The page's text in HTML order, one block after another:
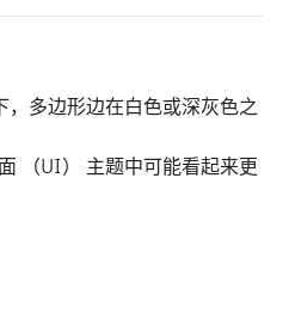
多边形边在白色或深灰色之
（UI） 主题中可能看起来更